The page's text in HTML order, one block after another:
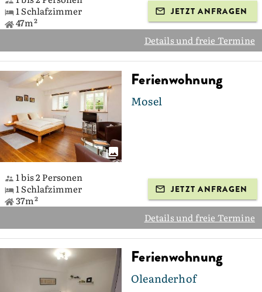
1 Schlafzimmer
47m²
JETZT ANFRAGEN
Details und freie Termine
Ferienwohnung
Mosel
1 bis 2 Personen
1 Schlafzimmer
37m²
JETZT ANFRAGEN
Details und freie Termine
Ferienwohnung
Oleanderhof